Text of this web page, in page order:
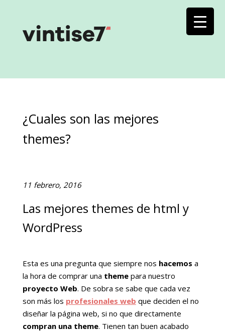
¿Cuales son las mejores
themes?
11 febrero, 2016
Las mejores themes de html y
WordPress
Esta es una pregunta que siempre nos hacemos a
la hora de comprar una themepara nuestro
proyecto Web. De sobra se sabe que cada vez
son más los profesionales web que deciden el no
diseñar la página web, si no que directamente
compran una theme. Tienen tan buen acabado